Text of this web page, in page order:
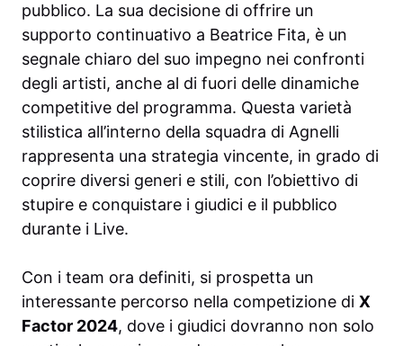
pubblico. La sua decisione di offrire un
supporto continuativo a Beatrice Fita, è un
segnale chiaro del suo impegno nei confronti
degli artisti, anche al di fuori delle dinamiche
competitive del programma. Questa varietà
stilistica all’interno della squadra di Agnelli
rappresenta una strategia vincente, in grado di
coprire diversi generi e stili, con l’obiettivo di
stupire e conquistare i giudici e il pubblico
durante i Live.
Con i team ora definiti, si prospetta un
interessante percorso nella competizione di X
Factor 2024, dove i giudici dovranno non solo